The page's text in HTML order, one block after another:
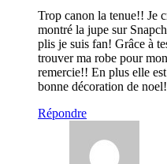
Trop canon la tenue!! Je
montré la jupe sur
plis je suis fan! Grâce à
trouver ma robe pour
remercie!! En plus elle
bonne décoration de
Répondre